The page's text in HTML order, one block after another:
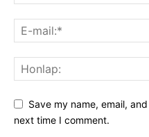
Save my name, email,
next time I comment.